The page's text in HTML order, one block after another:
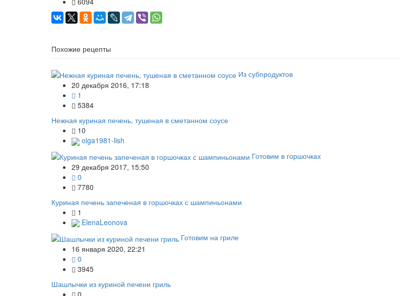
Похожие рецепты
Из субпродуктов
20 декабря 2016, 17:18
1
5384
Нежная куриная печень, тушеная в сметанном соусе
10
olga1981-lish
Готовим в горшочках
29 декабря 2017, 15:50
0
7780
Куриная печень запеченая в горшочках с шампиньонами
1
ElenaLeonova
Готовим на гриле
16 января 2020, 22:21
0
3945
Шашлычки из куриной печени гриль
0